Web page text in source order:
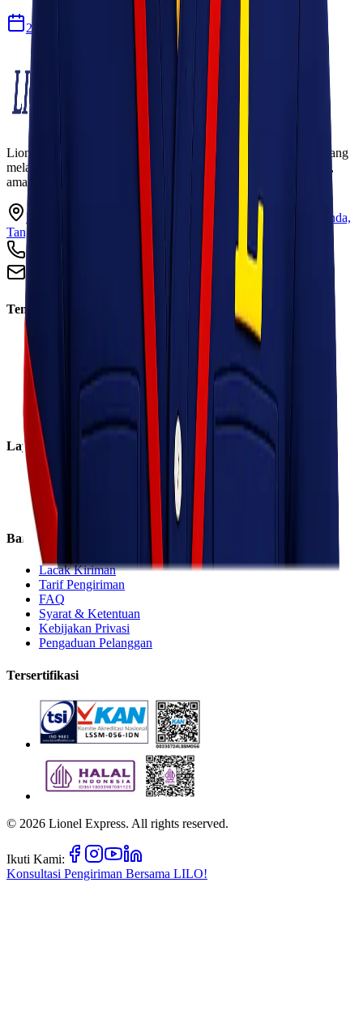
27 Jul 2026
Lionel Express adalah perusahaan jasa pengiriman terpercaya yang
melayani pengiriman barang ke seluruh Indonesia dengan cepat,
aman, dan harga kompetitif.
Ruko Garden Square Blok G No. 11-12 Jurumudi baru, Benda,
Tangerang, Banten 15124
+62 813 8838 8182
info@lionelexpress.com
Tentang Kami
Sosial Perusahaan
Informasi
Layanan
Express
Regular
Eco
Bantuan
Lacak Kiriman
Tarif Pengiriman
FAQ
Syarat & Ketentuan
Kebijakan Privasi
Pengaduan Pelanggan
Tersertifikasi
© 2026 Lionel Express. All rights reserved.
Ikuti Kami:
Konsultasi Pengiriman Bersama LILO!